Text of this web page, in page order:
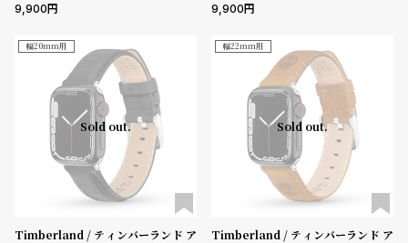
ン グレー レザー ［対応ケース：44
ltra］
9,900
ン ブラック レザー ［対応ケース：4
Ultra］
9,900
幅20mm用
Sold out.
Timberland / ティンバーランド ア
幅22mm用
Sold out.
Timberland / ティンバーランド ア